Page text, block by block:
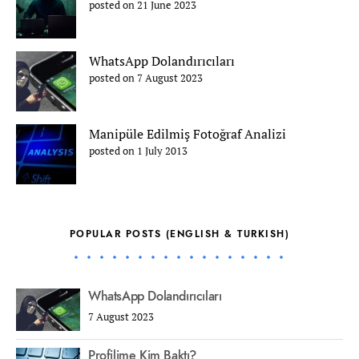
posted on 21 June 2023
WhatsApp Dolandırıcıları
posted on 7 August 2023
Manipüle Edilmiş Fotoğraf Analizi
posted on 1 July 2013
POPULAR POSTS (ENGLISH & TURKISH)
WhatsApp Dolandırıcıları
7 August 2023